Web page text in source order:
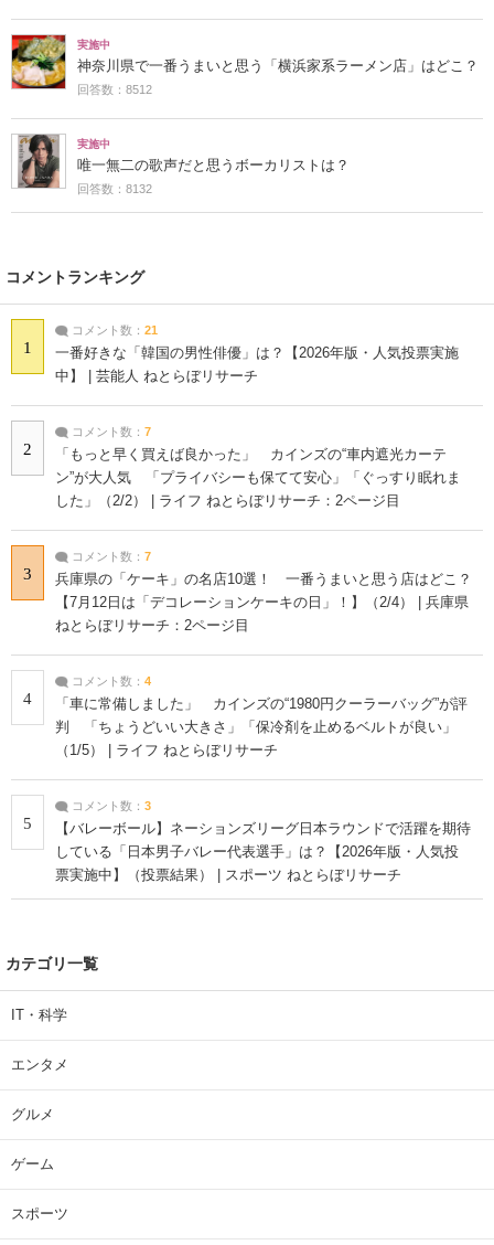
実施中
神奈川県で一番うまいと思う「横浜家系ラーメン店」はどこ？
回答数：8512
実施中
唯一無二の歌声だと思うボーカリストは？
回答数：8132
コメントランキング
1
コメント数： 21
一番好きな「韓国の男性俳優」は？【2026年版・人気投票実施
中】 | 芸能人 ねとらぼリサーチ
2
コメント数： 7
「もっと早く買えば良かった」 カインズの“車内遮光カーテ
ン”が大人気 「プライバシーも保てて安心」「ぐっすり眠れま
した」（2/2） | ライフ ねとらぼリサーチ：2ページ目
3
コメント数： 7
兵庫県の「ケーキ」の名店10選！ 一番うまいと思う店はどこ？
【7月12日は「デコレーションケーキの日」！】（2/4） | 兵庫県
ねとらぼリサーチ：2ページ目
4
コメント数： 4
「車に常備しました」 カインズの“1980円クーラーバッグ”が評
判 「ちょうどいい大きさ」「保冷剤を止めるベルトが良い」
（1/5） | ライフ ねとらぼリサーチ
5
コメント数： 3
【バレーボール】ネーションズリーグ日本ラウンドで活躍を期待
している「日本男子バレー代表選手」は？【2026年版・人気投
票実施中】（投票結果） | スポーツ ねとらぼリサーチ
カテゴリ一覧
IT・科学
エンタメ
グルメ
ゲーム
スポーツ